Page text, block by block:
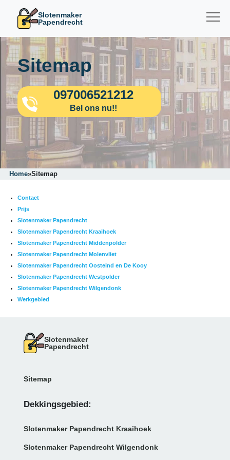
Slotenmaker
Papendrecht
Sitemap
097006521212
Bel ons nu!!
Home»Sitemap
Contact
Prijs
Slotenmaker Papendrecht
Slotenmaker Papendrecht Kraaihoek
Slotenmaker Papendrecht Middenpolder
Slotenmaker Papendrecht Molenvliet
Slotenmaker Papendrecht Oosteind en De Kooy
Slotenmaker Papendrecht Westpolder
Slotenmaker Papendrecht Wilgendonk
Werkgebied
Slotenmaker
Papendrecht
Sitemap
Dekkingsgebied:
Slotenmaker Papendrecht Kraaihoek
Slotenmaker Papendrecht Wilgendonk